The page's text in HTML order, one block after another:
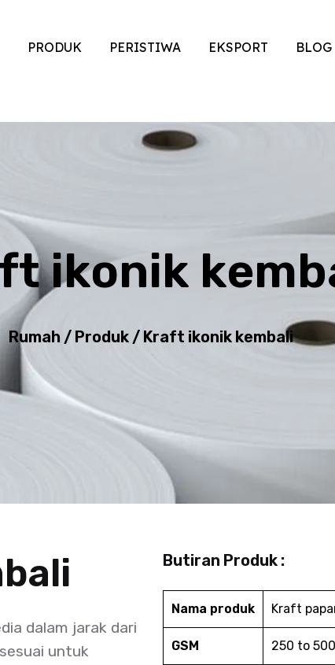
PRODUK PERISTIWA EKSPORT BLOG
ikonik
Rumah / Produk / Kraft ikonik kembali
dalam jarak dari
untuk
Butiran Produk :
Nama produk Kraft
GSM 250 to 500